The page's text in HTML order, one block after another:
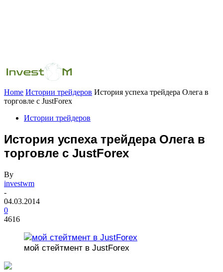
Home Истории трейдеров История успеха трейдера Олега в
торговле с JustForex
Истории трейдеров
История успеха трейдера Олега в
торговле с JustForex
By
investwm
-
04.03.2014
0
4616
мой стейтмент в JustForex